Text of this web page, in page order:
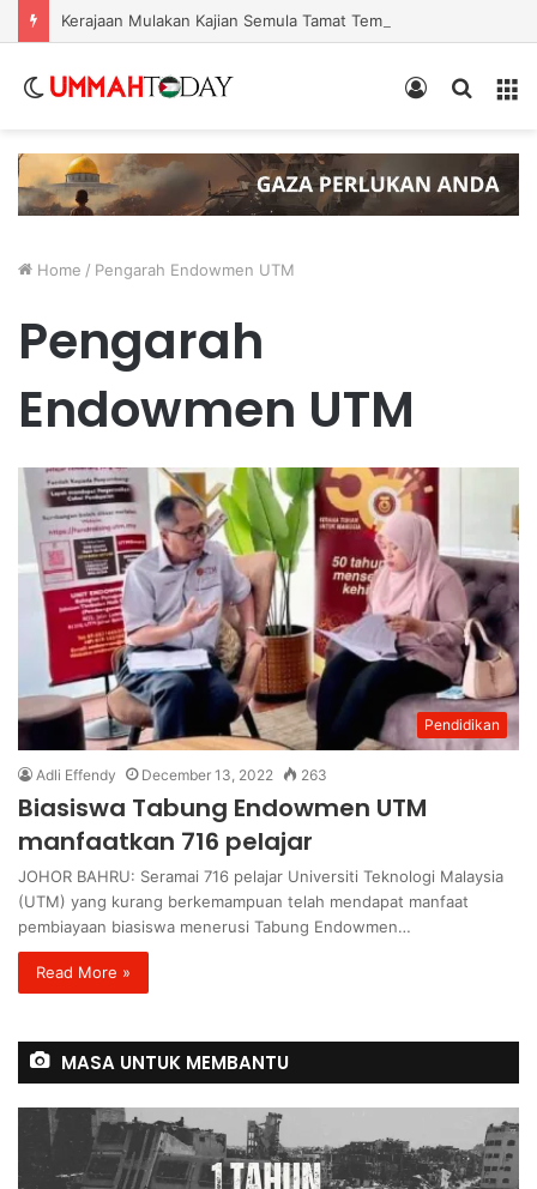
skin
for
In
Home / Pengarah Endowmen UTM
Pengarah
Endowmen UTM
Pendidikan
Adli Effendy December 13, 2022 263
Biasiswa Tabung Endowmen UTM
manfaatkan 716 pelajar
JOHOR BAHRU: Seramai 716 pelajar Universiti Teknologi Malaysia
(UTM) yang kurang berkemampuan telah mendapat manfaat
pembiayaan biasiswa menerusi Tabung Endowmen…
Read More »
MASA UNTUK MEMBANTU